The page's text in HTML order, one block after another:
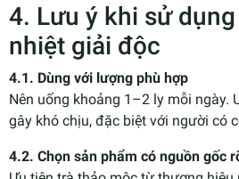
4. Lưu ý khi sử
nhiệt giải độc
4.1. Dùng với lượng phù hợp
Nên uống khoảng 1–2 ly mỗi ngày.
gây khó chịu, đặc biệt với người có
4.2. Chọn sản phẩm có nguồn gốc